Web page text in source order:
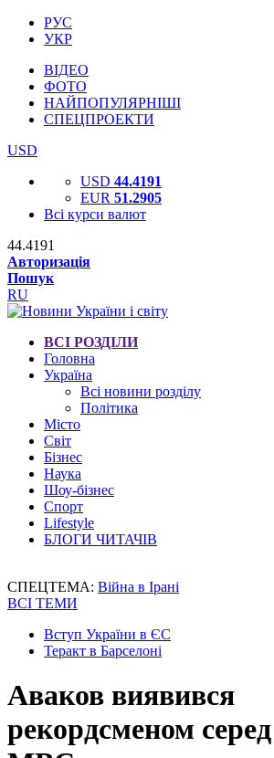
РУС
УКР
ВІДЕО
ФОТО
НАЙПОПУЛЯРНІШІ
СПЕЦПРОЕКТИ
USD
USD 44.4191
EUR 51.2905
Всі курси валют
44.4191
Авторизація
Пошук
RU
ВСІ РОЗДІЛИ
Головна
Україна
Всі новини розділу
Політика
Місто
Світ
Бізнес
Наука
Шоу-бізнес
Спорт
Lifestyle
БЛОГИ ЧИТАЧІВ
СПЕЦТЕМА: Війна в Ірані
ВСІ ТЕМИ
Вступ України в ЄС
Теракт в Барселоні
Аваков виявився
рекордсменом